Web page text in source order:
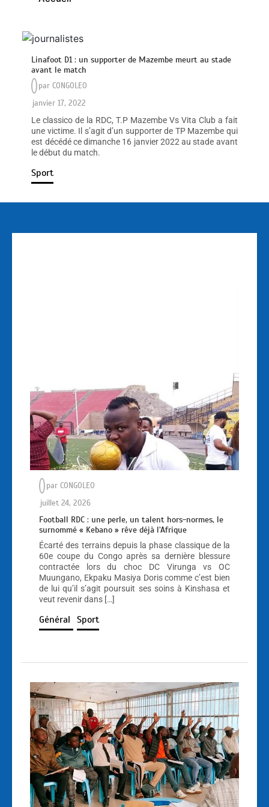
Linafoot D1 : un supporter de Mazembe meurt au stade
avant le match
parCONGOLEO
janvier 17, 2022
Le classico de la RDC, T.P Mazembe Vs Vita Club a fait
une victime. Il s’agit d’un supporter de TP Mazembe qui
est décédé ce dimanche 16 janvier 2022 au stade avant
le début du match.
Sport
par CONGOLEO
juillet 24, 2026
Football RDC : une perle, un talent hors-normes, le
surnommé « Kebano » rêve déjà l’Afrique
Écarté des terrains depuis la phase classique de la
60e coupe du Congo après sa dernière blessure
contractée lors du choc DC Virunga vs OC
Muungano, Ekpaku Masiya Doris comme c’est bien
de lui qu’il s’agit poursuit ses soins à Kinshasa et
veut revenir dans […]
Général Sport